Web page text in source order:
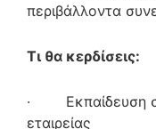
περιβάλλοντα
Τι θα κερδίσεις:
· Εκπαίδευση
εταιρείας